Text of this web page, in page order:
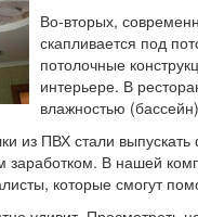
Во-вторых,
скапливается под
потолочные
интерьере. В
влажностью
из ПВХ стали
заработком. В нашей
которые смогут